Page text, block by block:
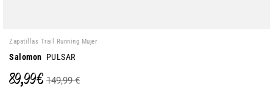
Zapatillas Trail Running Mujer
Salomon PULSAR
89,99 € 149,99 €